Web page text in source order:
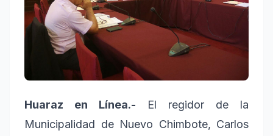
Huaraz en Línea.- El regidor de la
Municipalidad de Nuevo Chimbote, Carlos